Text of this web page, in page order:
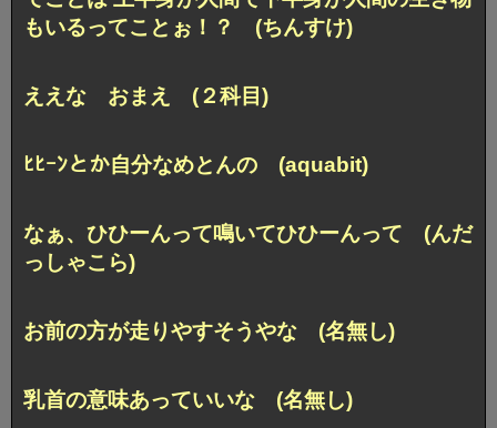
もいるってことぉ！？ (ちんすけ)
ええな おまえ (２科目)
ﾋﾋｰﾝとか自分なめとんの (aquabit)
なぁ、ひひーんって鳴いてひひーんって (んだ
っしゃこら)
お前の方が走りやすそうやな (名無し)
乳首の意味あっていいな (名無し)